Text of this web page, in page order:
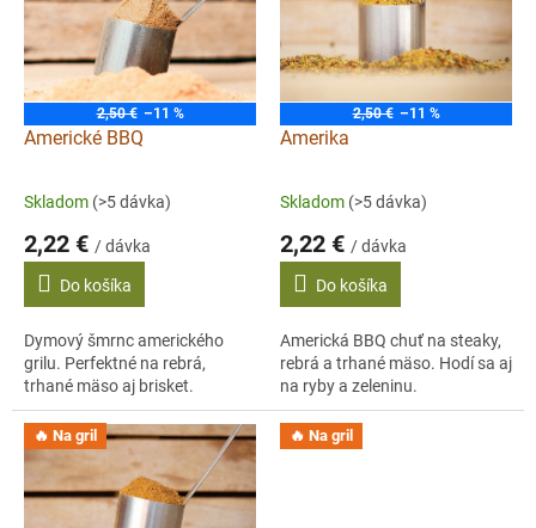
2,50 € –11 %
Americké BBQ
Skladom (>5 dávka)
2,22 € / dávka
Do košíka
Dymový šmrnc amerického
grilu. Perfektné na rebrá,
trhané mäso aj brisket.
2,50 € –11 %
Amerika
Skladom (>5 dávka)
2,22 € / dávka
Do košíka
Americká BBQ chuť na steaky,
rebrá a trhané mäso. Hodí sa aj
na ryby a zeleninu.
🔥 Na gril 🔥 Na gril